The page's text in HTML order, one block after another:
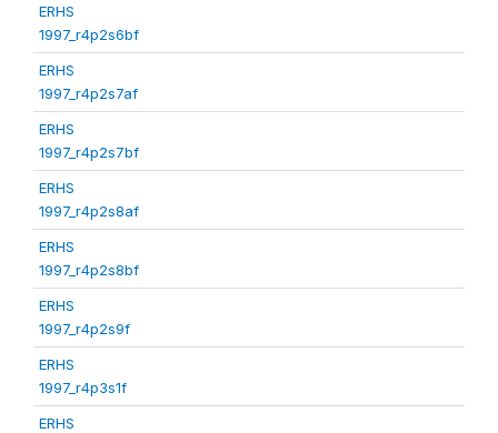
ERHS
1997_r4p2s6bf
ERHS
1997_r4p2s7af
ERHS
1997_r4p2s7bf
ERHS
1997_r4p2s8af
ERHS
1997_r4p2s8bf
ERHS
1997_r4p2s9f
ERHS
1997_r4p3s1f
ERHS